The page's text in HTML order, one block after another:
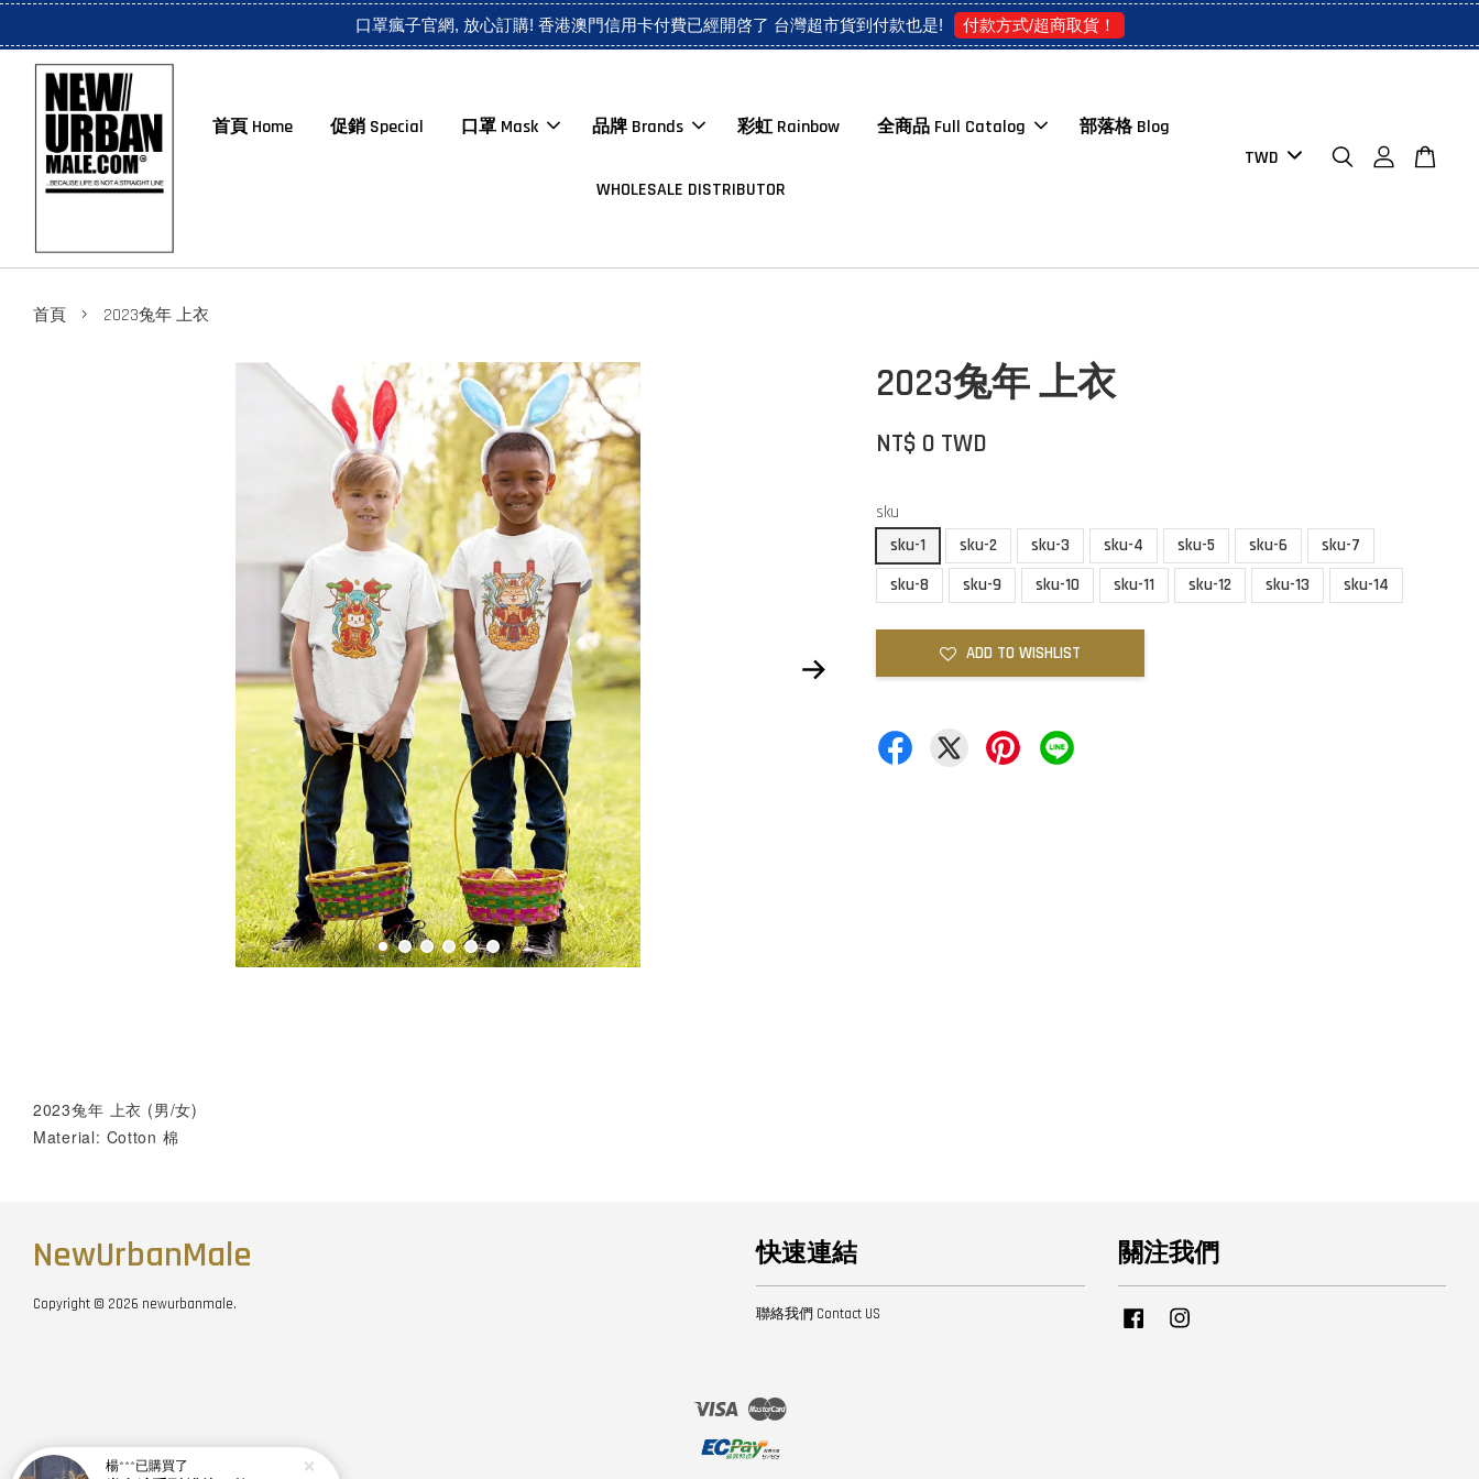
口罩瘋子官網, 放心訂購! 香港澳門信用卡付費已經開啓了 台灣超市貨到付款也是! 付款方式/超商取貨！
首頁 Home 促銷 Special 口罩 Mask 品牌 Brands 彩虹 Rainbow 全商品 Full Catalog 部落格 Blog
WHOLESALE DISTRIBUTOR
首頁 › 2023兔年 上衣
2023兔年 上衣
NT$ 0 TWD
sku
sku-1
sku-2 sku-3 sku-4 sku-5 sku-6
sku-7
sku-8
sku-9 sku-10 sku-11 sku-12 sku-13 sku-14
ADD TO WISHLIST
2023兔年 上衣 (男/女)
Material: Cotton 棉
NewUrbanMale
Copyright © 2026 newurbanmale.
快速連結
聯絡我們 Contact US
關注我們
Facebook
Visa Master
楊***已購買了